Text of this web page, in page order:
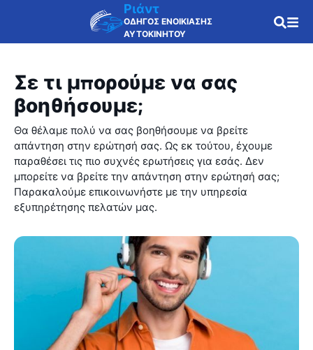
Ριάντ
ΟΔΗΓΟΣ ΕΝΟΙΚΙΑΣΗΣ
ΑΥΤΟΚΙΝΗΤΟΥ
Σε τι μπορούμε να σας
βοηθήσουμε;
Θα θέλαμε πολύ να σας βοηθήσουμε να βρείτε
απάντηση στην ερώτησή σας. Ως εκ τούτου, έχουμε
παραθέσει τις πιο συχνές ερωτήσεις για εσάς. Δεν
μπορείτε να βρείτε την απάντηση στην ερώτησή σας;
Παρακαλούμε επικοινωνήστε με την υπηρεσία
εξυπηρέτησης πελατών μας.